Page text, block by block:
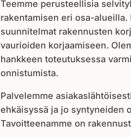
Teemme perusteellisia
rakentamisen eri osa-
suunnitelmat rakennusten
vaurioiden korjaamiseen.
hankkeen toteutuksessa
onnistumista.
Palvelemme
ehkäisyssä ja jo syntyneiden
Tavoitteenamme on